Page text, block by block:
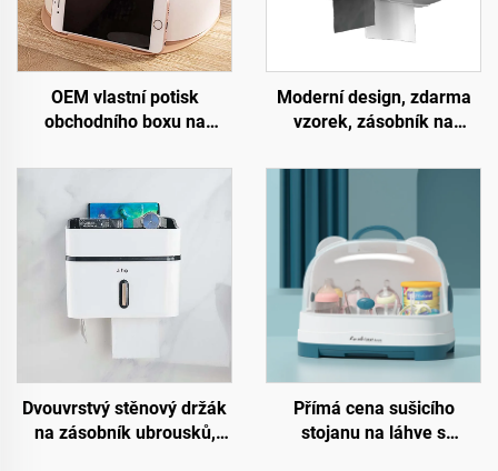
OEM vlastní potisk
obchodního boxu na
krabice na papír s
telefon, velkoobchod
Moderní design, zdarma
vzorek, zásobník na
na stěnu do koupelny,
papír
Dvouvrstvý stěnový držák
na zásobník ubrousků,
Přímá cena sušicího
stojanu na láhve s